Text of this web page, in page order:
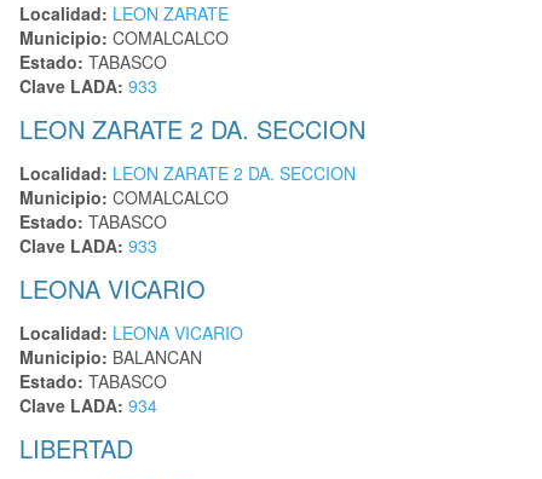
Localidad: LEON ZARATE
Municipio: COMALCALCO
Estado: TABASCO
Clave LADA: 933
LEON ZARATE 2 DA. SECCION
Localidad: LEON ZARATE 2 DA. SECCION
Municipio: COMALCALCO
Estado: TABASCO
Clave LADA: 933
LEONA VICARIO
Localidad: LEONA VICARIO
Municipio: BALANCAN
Estado: TABASCO
Clave LADA: 934
LIBERTAD